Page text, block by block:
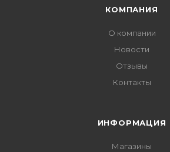
КОМПАНИЯ
О компании
Новости
Отзывы
Контакты
ИНФОРМАЦИЯ
Магазины